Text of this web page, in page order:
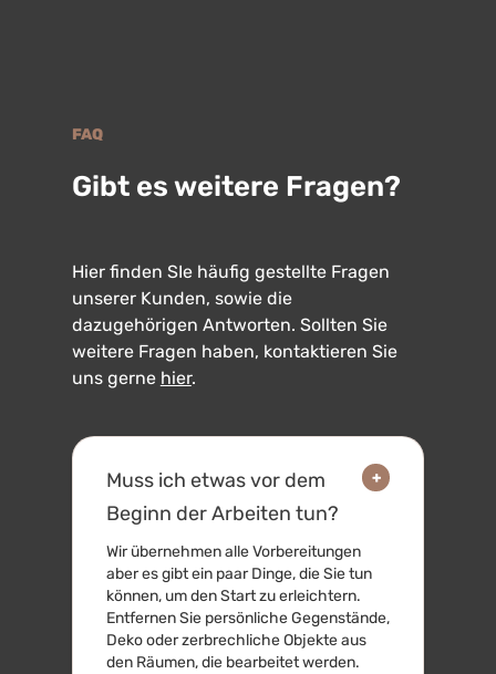
FAQ
Gibt es weitere Fragen?
Hier finden SIe häufig gestellte Fragen
unserer Kunden, sowie die
dazugehörigen Antworten. Sollten Sie
weitere Fragen haben, kontaktieren Sie
uns gerne hier.
Muss ich etwas vor dem
Beginn der Arbeiten tun?
+
Wir übernehmen alle Vorbereitungen
aber es gibt ein paar Dinge, die Sie tun
können, um den Start zu erleichtern.
Entfernen Sie persönliche Gegenstände,
Deko oder zerbrechliche Objekte aus
den Räumen, die bearbeitet werden.